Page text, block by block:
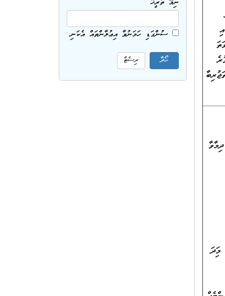
ދުވަހު އުޅެ ތަޖުރިބާ
ނިމޭ ތާރީޚު
ސުންގަޑި ހަމަނުވާ އިޢުލާންތައް އެކަނި